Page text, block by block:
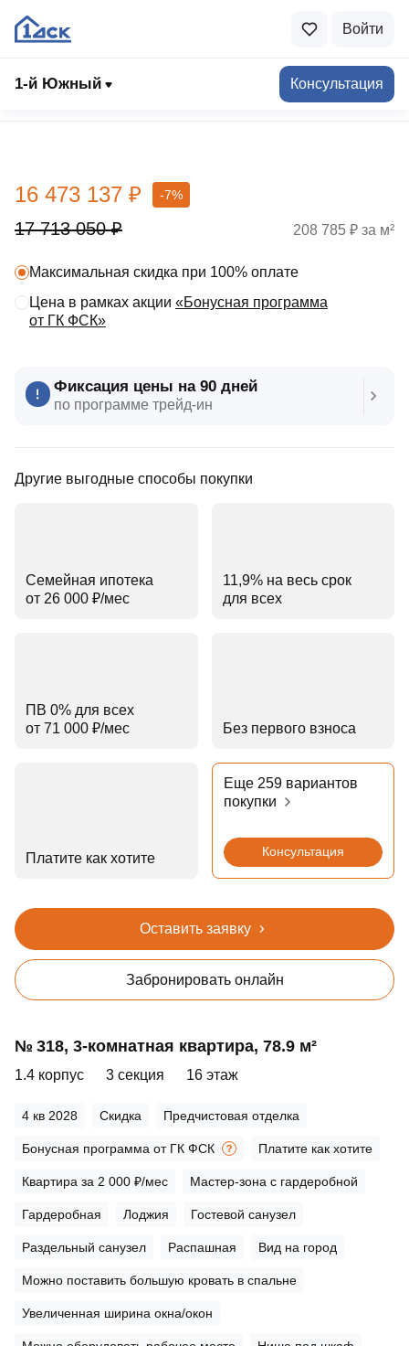
Войти
1-й Южный Консультация
Выбрать квартиру
17 713 050 ₽
16 473 137 ₽ -7%
Фиксация цены на 90 дней
по программе трейд‑ин
Другие выгодные способы покупки
Семейная ипотека
от 26 000 ₽⁠/⁠мес
11,9% на весь срок
для всех
ПВ 0% для всех
от 71 000 ₽⁠/⁠мес
Без первого взноса
Платите как хотите
Еще 259 вариантов
покупки
Консультация
Максимальная скидка при 100% оплате
Цена в рамках акции «Бонусная программа
от ГК ФСК»
208 785 ₽ за м²
Оставить заявку
Забронировать онлайн
№ 318, 3‑комнатная квартира, 78.9 м²
1.4 корпус 3 секция 16 этаж
4 кв 2028 Скидка Предчистовая отделка
Бонусная программа от ГК ФСК Платите как хотите
Квартира за 2 000 ₽/мес Мастер-зона с гардеробной
Гардеробная Лоджия Гостевой санузел
Раздельный санузел Распашная Вид на город
Можно поставить большую кровать в спальне
Увеличенная ширина окна/окон